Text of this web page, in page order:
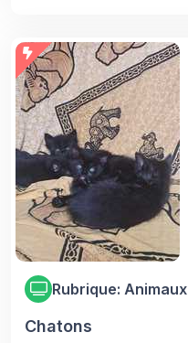
Rubrique: Animaux
Chatons